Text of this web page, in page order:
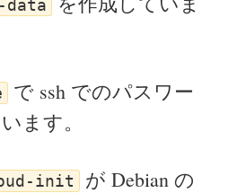
data
で ssh でのパスワー
ます。
init
が Debian の